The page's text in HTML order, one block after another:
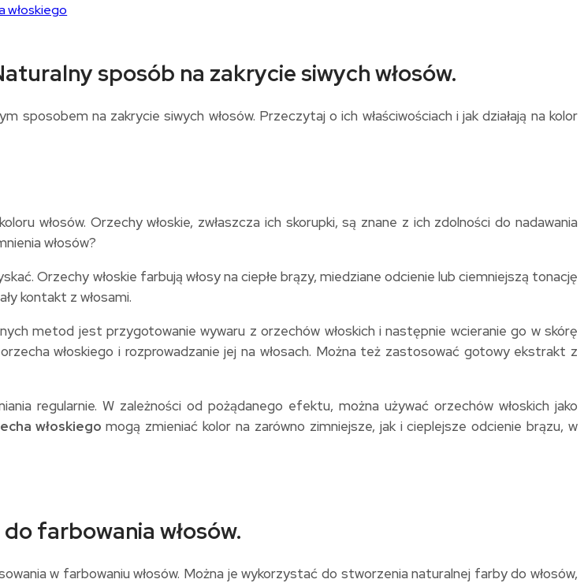
włoskiego
sposób na zakrycie siwych włosów.
na zakrycie siwych włosów. Przeczytaj o ich właściwościach i jak działają na kolor
włosów. Orzechy włoskie, zwłaszcza ich skorupki, są znane z ich zdolności do nadawania
włosów?
Orzechy włoskie farbują włosy na ciepłe brązy, miedziane odcienie lub ciemniejszą tonację
kontakt z włosami.
metod jest przygotowanie wywaru z orzechów włoskich i następnie wcieranie go w skórę
włoskiego i rozprowadzanie jej na włosach. Można też zastosować gotowy ekstrakt z
regularnie. W zależności od pożądanego efektu, można używać orzechów włoskich jako
włoskiego mogą zmieniać kolor na zarówno zimniejsze, jak i cieplejsze odcienie brązu, w
farbowania włosów.
w farbowaniu włosów. Można je wykorzystać do stworzenia naturalnej farby do włosów,